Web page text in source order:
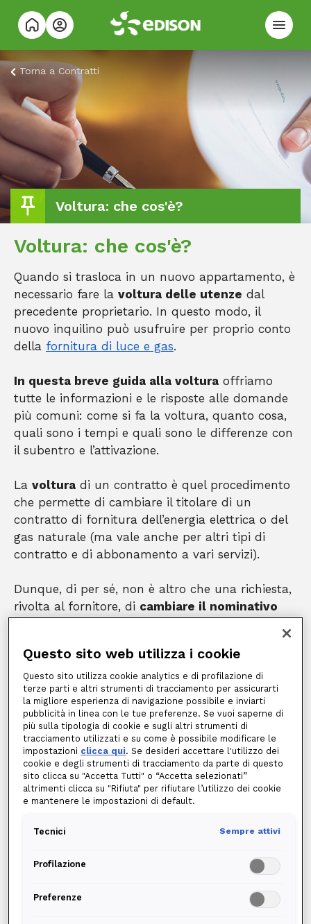
Torna a Contratti
Voltura: che cos'è?
Voltura: che cos'è?
Quando si trasloca in un nuovo appartamento, è
necessario fare la voltura delle utenze dal
precedente proprietario. In questo modo, il
nuovo inquilino può usufruire per proprio conto
della fornitura di luce e gas.
In questa breve guida alla voltura offriamo
tutte le informazioni e le risposte alle domande
più comuni: come si fa la voltura, quanto cosa,
quali sono i tempi e quali sono le differenze con
il subentro e l’attivazione.
La voltura di un contratto è quel procedimento
che permette di cambiare il titolare di un
contratto di fornitura dell’energia elettrica o del
gas naturale (ma vale anche per altri tipi di
contratto e di abbonamento a vari servizi).
Dunque, di per sé, non è altro che una richiesta,
rivolta al fornitore, di cambiare il nominativo
In genere, la voltura si richiede aseguito di un
trasloco in una nuova abitazione (casa singola,
appartamento in condominio ecc.) o comunque
in caso di affitto di un edificio o di un locale (per
esempio, per un’azienda o una piccola impresa).
Infatti, in quel caso non sarebbe conveniente né
per il precedente proprietario o affittuario
per il nuovo inquilino la richiesta diriattivazione
infatti, comportano molti più costi e tempi più
Questo sito web utilizza i cookie
Questo sito utilizza cookie analytics e di profilazione di
terze parti e altri strumenti di tracciamento per assicurarti
la migliore esperienza di navigazione possibile e inviarti
pubblicità in linea con le tue preferenze. Se vuoi saperne di
più sulla tipologia di cookie e sugli altri strumenti di
tracciamento utilizzati e su come è possibile modificare le
impostazioni clicca qui. Se desideri accettare l'utilizzo dei
cookie e degli strumenti di tracciamento da parte di questo
sito clicca su "Accetta Tutti" o “Accetta selezionati”
altrimenti clicca su "Rifiuta" per rifiutare l’utilizzo dei cookie
e mantenere le impostazioni di default.
Tecnici Sempre attivi
Profilazione
Preferenze